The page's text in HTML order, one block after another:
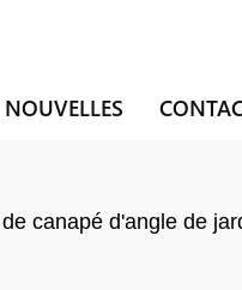
NOUVELLES
canapé d'angle de